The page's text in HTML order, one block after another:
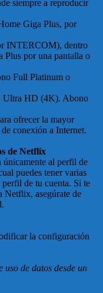
siempre a reproducir
Giga Plus, por
INTERCOM), dentro
Plus por una pantalla o
Full Platinum o
Ultra HD (4K). Abono
ofrecer la mayor
conexión a Internet.
de Netflix
únicamente al perfil de
puedes tener varias
perfil de tu cuenta. Si te
Netflix, asegúrate de
la configuración
de datos desde un